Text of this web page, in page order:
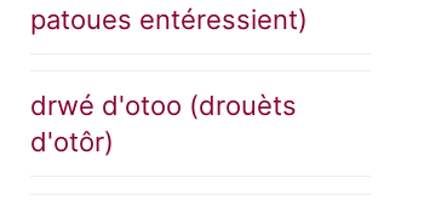
patoues entéressient)
drwé d'otoo (drouèts
d'otôr)